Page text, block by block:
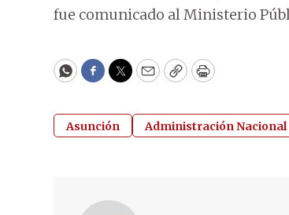
fue comunicado al Ministerio
WhatsApp
Facebook
Twitter
EmailCopyPrint
Asunción Administración Nacional